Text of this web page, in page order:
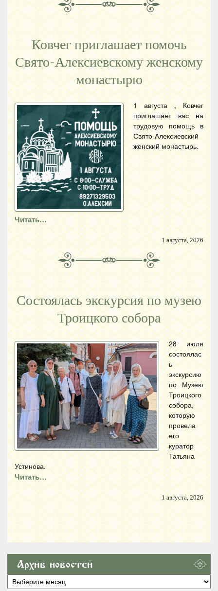
Ковчег приглашает помочь
Свято-Алексиевскому женскому
монастырю
1 августа , Ковчег
приглашает вас на
трудовую помощь в
Свято-Алексиевский
женский монастырь.
Читать…
1 августа, 2026
Состоялась экскурсия по музею
Троицкого собора
28 июля
состоялас
ь
экскурсию
по Музею
Троицкого
собора,
которую
провела
его
куратор
Татьяна
Устинова.
Читать…
1 августа, 2026
Архив новостей
Архив